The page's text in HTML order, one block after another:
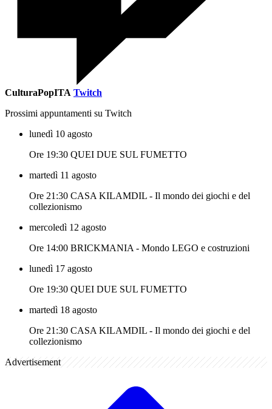
CulturaPopITA Twitch
Prossimi appuntamenti su Twitch
lunedì 10 agosto
Ore 19:30 QUEI DUE SUL FUMETTO
martedì 11 agosto
Ore 21:30 CASA KILAMDIL - Il mondo dei giochi e del
collezionismo
mercoledì 12 agosto
Ore 14:00 BRICKMANIA - Mondo LEGO e costruzioni
lunedì 17 agosto
Ore 19:30 QUEI DUE SUL FUMETTO
martedì 18 agosto
Ore 21:30 CASA KILAMDIL - Il mondo dei giochi e del
collezionismo
Advertisement